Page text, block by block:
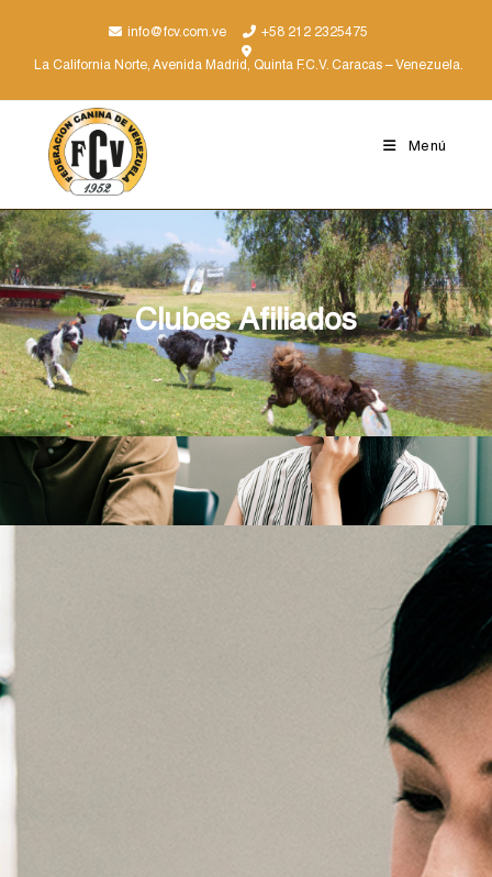
info@fcv.com.ve +58 212 2325475
La California Norte, Avenida Madrid, Quinta F.C.V. Caracas – Venezuela.
Menú
Clubes Afiliados